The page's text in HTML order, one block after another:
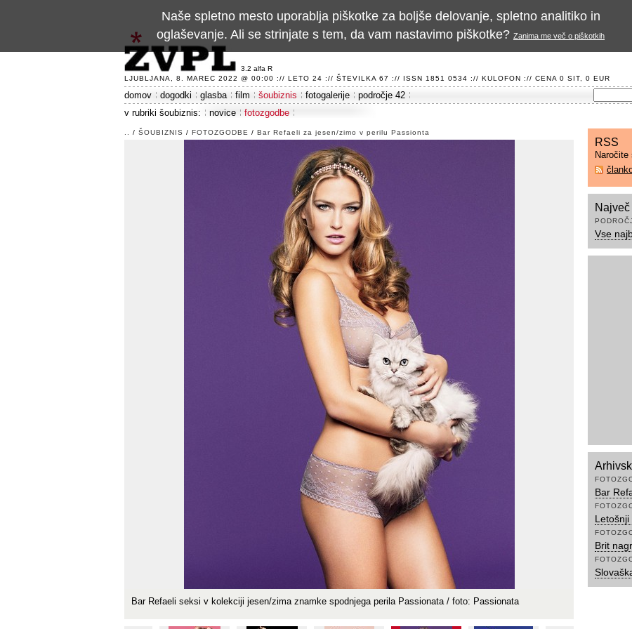
3.2 alfa R
LJUBLJANA, 8. MAREC 2022 @ 00:00 :// LETO 24 :// ŠTEVILKA 67 :// ISSN 1851 0534 :// KULOFON :// CENA 0 SIT, 0 EUR
domov dogodki glasba film šoubiznis fotogalerije
področje 42
v rubriki šoubiznis:
novice fotozgodbe
/ ŠOUBIZNIS / FOTOZGODBE / Bar Refaeli za jesen/zimo v perilu Passionta
Bar Refaeli seksi v kolekciji jesen/zima znamke spodnjega perila Passionata / foto: Passionata
RSS
Vse
Bar
Brit
Naše spletno mesto uporablja piškotke za boljše delovanje, spletno analitiko in
oglaševanje. Ali se strinjate s tem, da vam nastavimo piškotke? Zanima me več o piškotkih